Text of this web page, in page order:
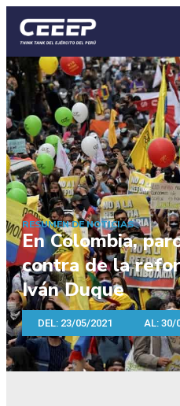
RESUMEN DE NOTICIAS
En Colombia,
contra de la
Iván Duque
DEL: 23/05/2021 AL: 30/